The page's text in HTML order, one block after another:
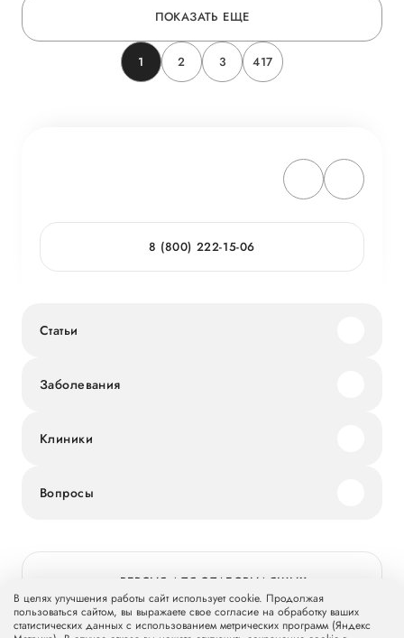
ПОКАЗАТЬ ЕЩЕ
1 2 3 417
8 (800) 222-15-06
Статьи
Заболевания
Клиники
Вопросы
ВЕРСИЯ ДЛЯ СЛАБОВИДЯЩИХ
В целях улучшения работы сайт использует cookie. Продолжая
пользоваться сайтом, вы выражаете свое согласие на обработку ваших
статистических данных с использованием метрических программ (Яндекс